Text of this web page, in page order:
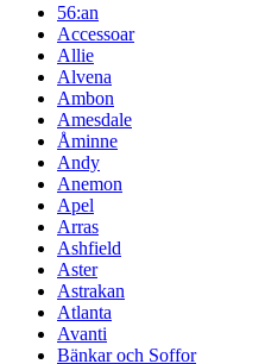
56:an
Accessoar
Allie
Alvena
Ambon
Amesdale
Åminne
Andy
Anemon
Apel
Arras
Ashfield
Aster
Astrakan
Atlanta
Avanti
Bänkar och Soffor